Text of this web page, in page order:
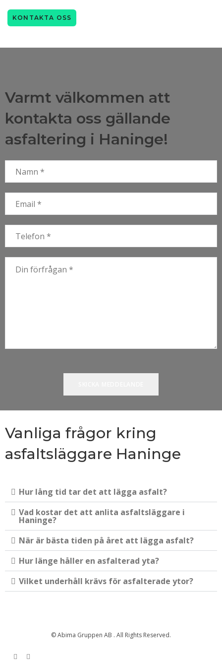
KONTAKTA OSS
Varmt välkommen att
kontakta oss gällande
asfaltering i Haninge!
Vanliga frågor kring
asfaltsläggare Haninge
Hur lång tid tar det att lägga asfalt?
Vad kostar det att anlita asfaltsläggare i
Haninge?
När är bästa tiden på året att lägga asfalt?
Hur länge håller en asfalterad yta?
Vilket underhåll krävs för asfalterade ytor?
© Abima Gruppen AB . All Rights Reserved.